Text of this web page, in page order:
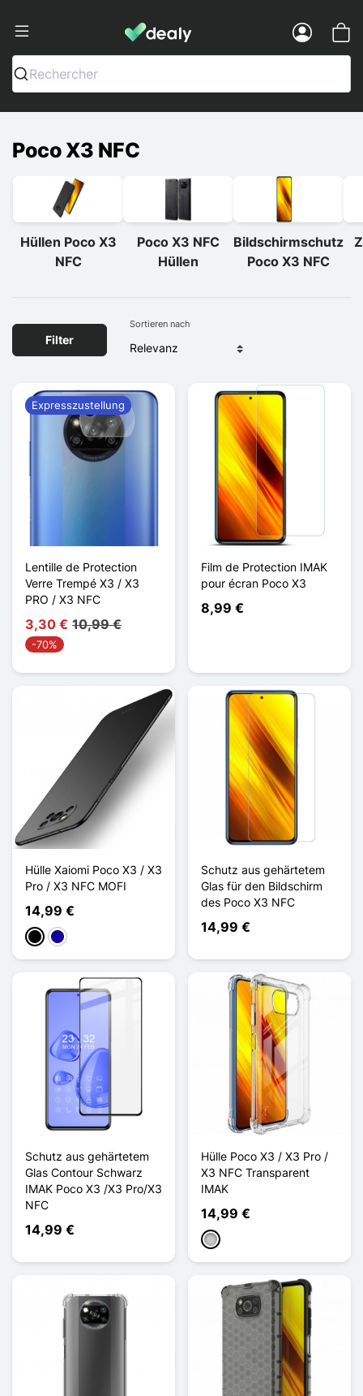
Dealy - Hüllen und Zubehör für
Rechercher
Poco X3 NFC
Hüllen Poco X3
NFC
Poco X3 NFC
Hüllen
Bildschirmschutz
Poco X3 NFC
Filter
Sortieren nach
Lentille de Protection
Verre Trempé X3 / X3
PRO / X3 NFC
3,30 € 10,99 €
-70%
Expresszustellung
Film de Protection IMAK
pour écran Poco X3
8,99 €
Hülle Xaiomi Poco X3 / X3
Pro / X3 NFC MOFI
14,99 €
SchwarzDunkelblau
Schutz aus gehärtetem
Glas für den Bildschirm
des Poco X3 NFC
14,99 €
Schutz aus gehärtetem
Glas Contour Schwarz
IMAK Poco X3 /X3 Pro/X3
NFC
14,99 €
Hülle Poco X3 / X3 Pro /
X3 NFC Transparent
IMAK
14,99 €
Transparent